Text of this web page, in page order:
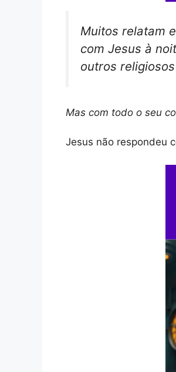
Muitos relatam
com Jesus à
outros
Mas com todo o seu
Jesus não respondeu